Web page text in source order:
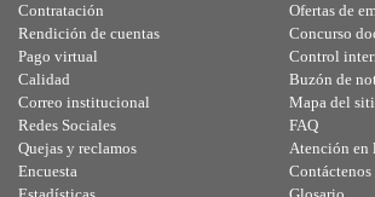
Contratación
Rendición de cuentas
Pago virtual
Calidad
Ofertas de
Concurso
Control
Buzón de
Correo institucional
Redes Sociales
Quejas y reclamos
Encuesta
Mapa del
FAQ
Atención en
Contáctenos